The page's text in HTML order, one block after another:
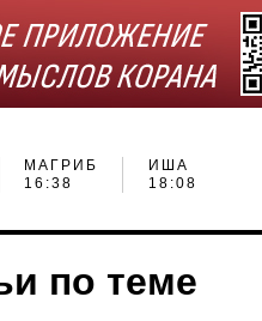
МАГРИБ
16:38
ИША
18:08
по теме